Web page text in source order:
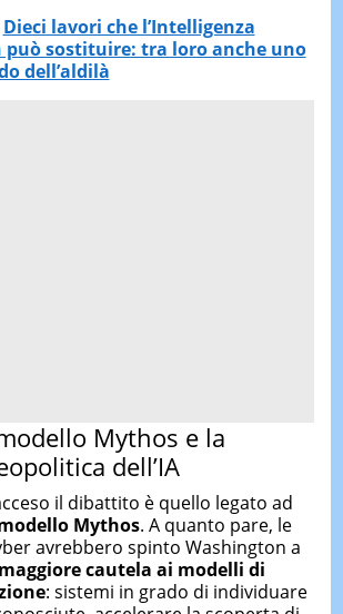
Dieci lavori che l’Intelligenza
sostituire: tra loro anche uno
dell’aldilà
Mythos e la
dell’IA
il dibattito è quello legato ad
Mythos. A quanto pare, le
avrebbero spinto Washington a
cautela ai modelli di
: sistemi in grado di individuare